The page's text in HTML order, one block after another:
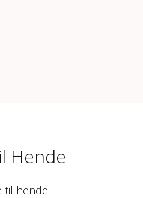
Hende
til hende -